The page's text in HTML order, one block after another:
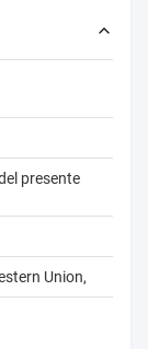
presente
Union,